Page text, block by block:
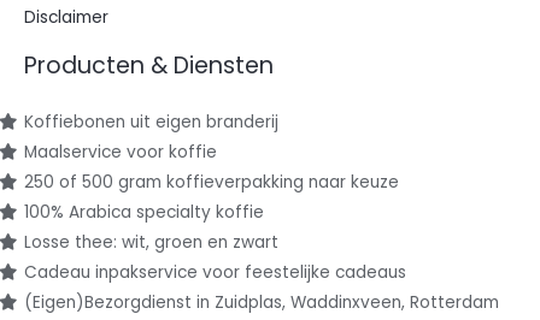
Disclaimer
Producten & Diensten
Koffiebonen uit eigen branderij
Maalservice voor koffie
250 of 500 gram koffieverpakking naar keuze
100% Arabica specialty koffie
Losse thee: wit, groen en zwart
Cadeau inpakservice voor feestelijke cadeaus
(Eigen)Bezorgdienst in Zuidplas, Waddinxveen, Rotterdam